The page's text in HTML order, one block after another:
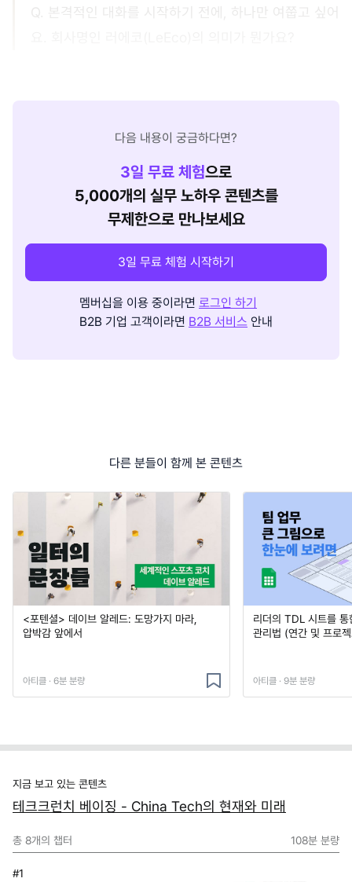
Q. 본격적인 대화를 시작하기 전에, 하나만 여쭙고 싶어
다음 내용이 궁금하다면?
3일 무료 체험으로
5,000개의 실무 노하우 콘텐츠를
무제한으로 만나보세요
3일 무료 체험 시작하기
멤버십을 이용 중이라면 로그인 하기
B2B 기업 고객이라면 B2B 서비스 안내
다른 분들이 함께 본 콘텐츠
<포텐셜> 데이브 알레드: 도망가지 마라,
압박감 앞에서
아티클 · 6분 분량
리더의 TDL 시트를
관리법 (연간 및 프로
아티클 · 9분 분량
지금 보고 있는 콘텐츠
테크크런치 베이징 - China Tech의 현재와 미래
총 8개의 챕터 108분 분량
#1